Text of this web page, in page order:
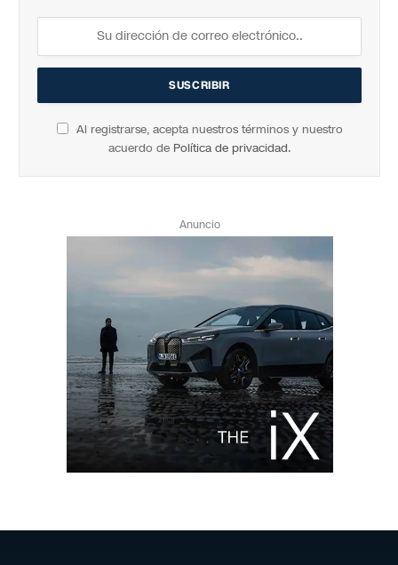
Al registrarse, acepta nuestros términos y nuestro
acuerdo de Política de privacidad.
Anuncio